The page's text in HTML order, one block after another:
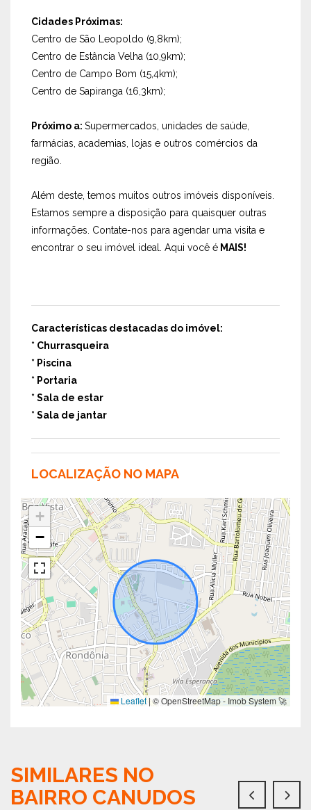
Cidades Próximas:
Centro de São Leopoldo (9,8km);
Centro de Estância Velha (10,9km);
Centro de Campo Bom (15,4km);
Centro de Sapiranga (16,3km);
Próximo a: Supermercados, unidades de saúde,
farmácias, academias, lojas e outros comércios da
região.
Além deste, temos muitos outros imóveis disponíveis.
Estamos sempre a disposição para quaisquer outras
informações. Contate-nos para agendar uma visita e
encontrar o seu imóvel ideal. Aqui você é MAIS!
Características destacadas do imóvel:
* Churrasqueira
* Piscina
* Portaria
* Sala de estar
* Sala de jantar
LOCALIZAÇÃO NO MAPA
+
−
Leaflet|© OpenStreetMap - Imob System 🚀
SIMILARES NO
BAIRRO CANUDOS